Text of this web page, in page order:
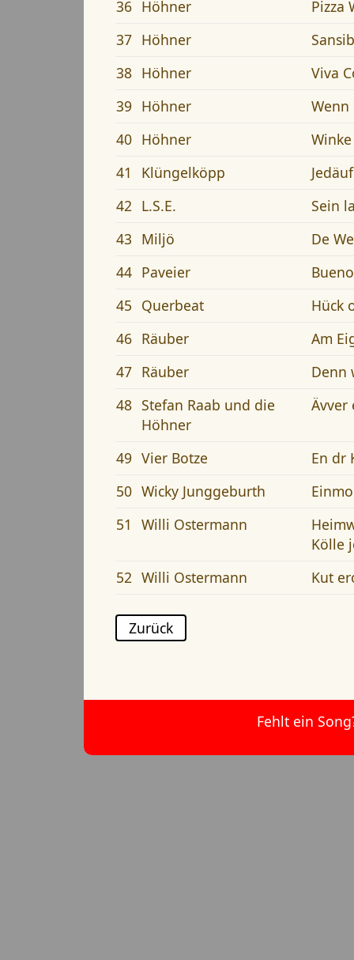
36 Höhner
Pizza
37 Höhner
38 Höhner
Viva
39 Höhner
40 Höhner
41
Klüngelköpp
42 L.S.E.
Sein
43 Miljö
De
44 Paveier
45 Querbeat
Hück
46 Räuber
Am
47 Räuber
Denn
48 Stefan Raab und die
Höhner
Ävver
49 Vier Botze
En dr
50 Wicky Junggeburth
51
Willi Ostermann
Kölle
52 Willi Ostermann Kut
Zurück
Fehlt ein